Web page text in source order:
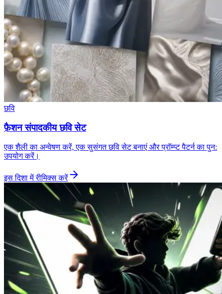
छवि
फ़ैशन संपादकीय छवि सेट
एक शैली का अन्वेषण करें, एक सुसंगत छवि सेट बनाएं और प्रॉम्प्ट पैटर्न का पुन:
उपयोग करें।
इस दिशा में रीमिक्स करें